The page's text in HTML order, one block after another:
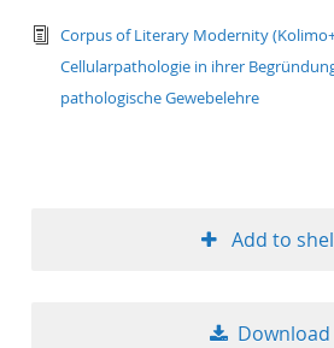
text/
Corpus of Literary Modernity
Cellularpathologie in ihrer
pathologische Gewebelehre
Add to
Download